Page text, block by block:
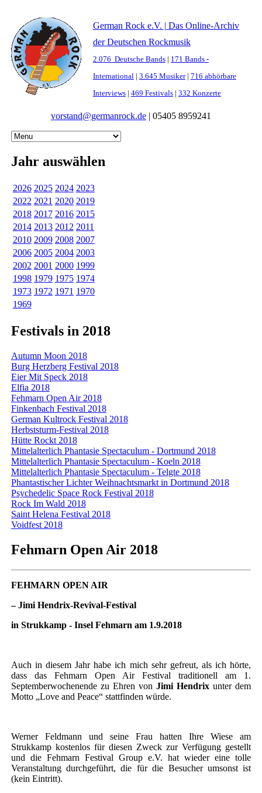
German Rock e.V. | Das Online-Archiv
der Deutschen Rockmusik
2.076 Deutsche Bands| 171 Bands -
International| 3.645 Musiker| 716 abhörbare
Interviews| 469 Festivals| 332 Konzerte
vorstand@germanrock.de| 05405 8959241
Jahr auswählen
2026 2025 2024 2023
2022 2021 2020 2019
2018 2017 2016 2015
2014 2013 2012 2011
2010 2009 2008 2007
2006 2005 2004 2003
2002 2001 2000 1999
1998 1979 1975 1974
1973 1972 1971 1970
1969
Festivals in 2018
Autumn Moon 2018
Burg Herzberg Festival 2018
Eier Mit Speck 2018
Elfia 2018
Fehmarn Open Air 2018
Finkenbach Festival 2018
German Kultrock Festival 2018
Herbststurm-Festival 2018
Hütte Rockt 2018
Mittelalterlich Phantasie Spectaculum - Dortmund 2018
Mittelalterlich Phantasie Spectaculum - Koeln 2018
Mittelalterlich Phantasie Spectaculum - Telgte 2018
Phantastischer Lichter Weihnachtsmarkt in Dortmund 2018
Psychedelic Space Rock Festival 2018
Rock Im Wald 2018
Saint Helena Festival 2018
Voidfest 2018
Fehmarn Open Air 2018
FEHMARN OPEN AIR
–Jimi Hendrix-Revival-Festival
in Strukkamp - Insel Fehmarn am 1.9.2018
Auch in diesem Jahr habe ich mich sehr gefreut, als ich hörte,
dass das Fehmarn Open Air Festival traditionell am 1.
Septemberwochenende zu Ehren vonJimi Hendrix unter dem
Motto „Love and Peace“ stattfinden würde.
Werner Feldmann und seine Frau hatten Ihre Wiese am
Strukkamp kostenlos für diesen Zweck zur Verfügung gestellt
und die Fehmarn Festival Group e.V. hat wieder eine tolle
Veranstaltung durchgeführt, die für die Besucher umsonst ist
(kein Eintritt).